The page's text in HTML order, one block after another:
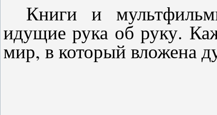
Книги и
идущие рука об руку.
мир, в который